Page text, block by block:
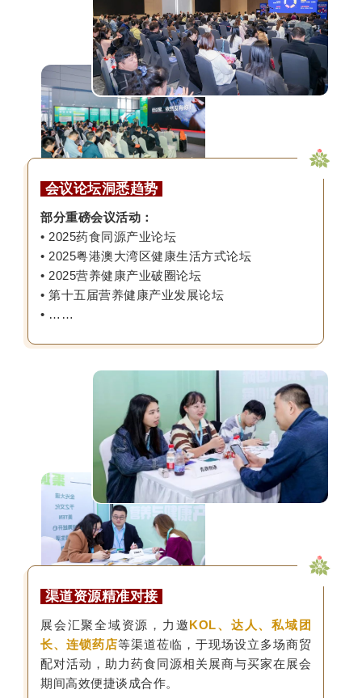
会议论坛洞悉趋势
部分重磅会议活动：
• 2025药食同源产业论坛
• 2025粤港澳大湾区健康生活方式论坛
• 2025营养健康产业破圈论坛
• 第十五届营养健康产业发展论坛
• ……
渠道资源精准对接
展会汇聚全域资源，力邀KOL、达人、私域团
长、连锁药店等渠道莅临，于现场设立多场商贸
配对活动，助力药食同源相关展商与买家在展会
期间高效便捷谈成合作。